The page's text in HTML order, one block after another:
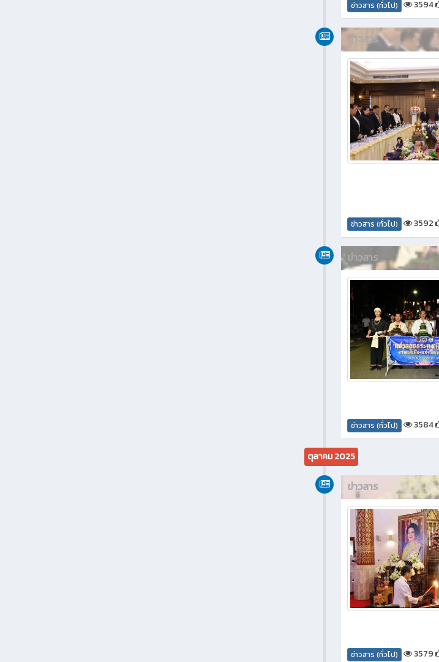
ข่าวสาร (ทั่วไป) 3594
ข่าวสาร
ข่าวสาร (ทั่วไป) 3592
ข่าวสาร
ข่าวสาร (ทั่วไป) 3584
ตุลาคม 2025
ข่าวสาร
ข่าวสาร (ทั่วไป) 3579